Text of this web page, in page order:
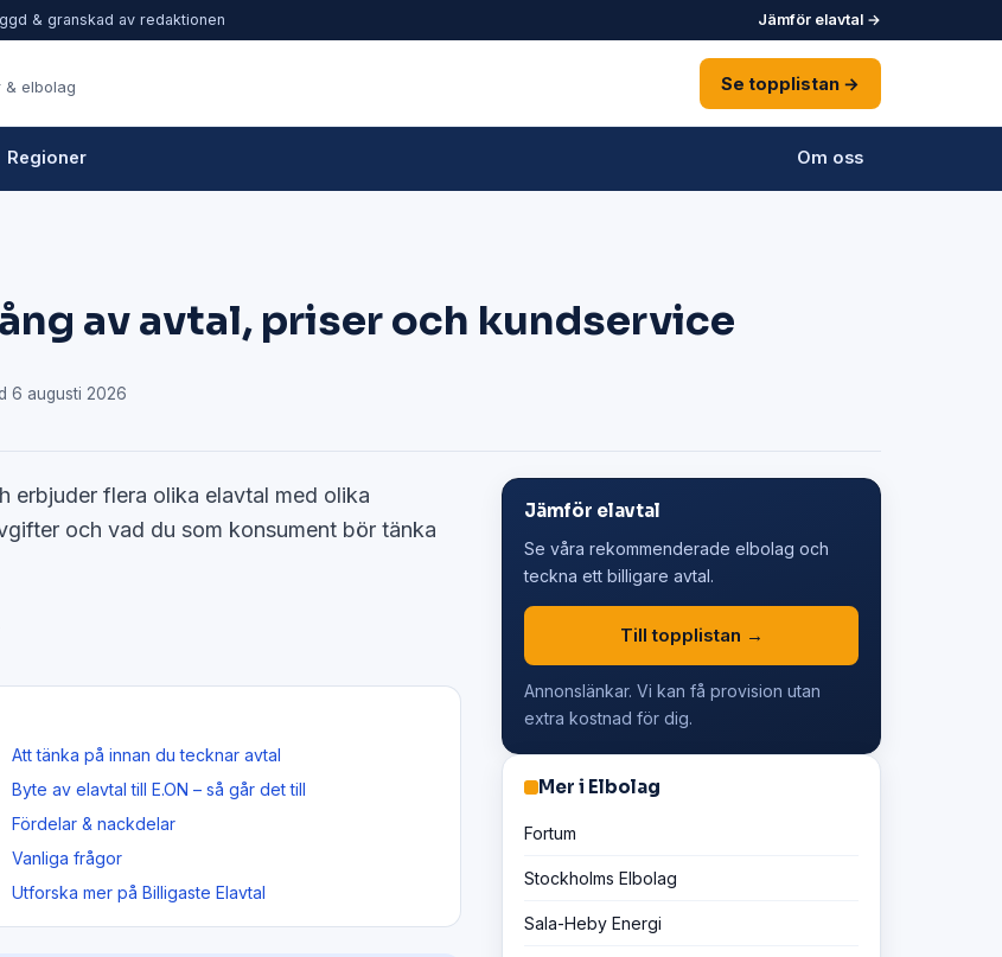
& granskad av redaktionen Jämför elavtal →
& elbolag Se topplistan →
Regioner Om oss
av avtal, priser och kundservice
6 augusti 2026
erbjuder flera olika elavtal med olika
och vad du som konsument bör tänka
Att tänka på innan du tecknar avtal
Byte av elavtal till E.ON – så går det till
Fördelar & nackdelar
Vanliga frågor
Utforska mer på Billigaste Elavtal
Jämför elavtal
Se våra rekommenderade elbolag och
teckna ett billigare avtal.
Till topplistan →
Annonslänkar. Vi kan få provision utan
extra kostnad för dig.
Mer i Elbolag
Fortum
Stockholms Elbolag
Sala-Heby Energi